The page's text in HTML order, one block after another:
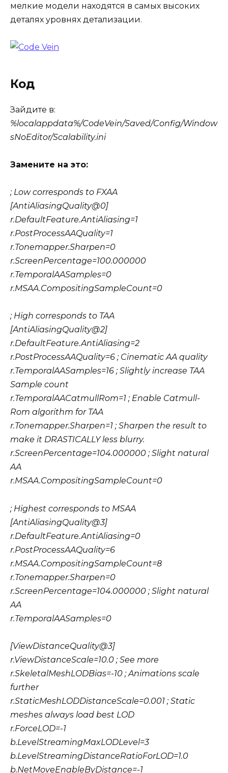
мелкие модели находятся в самых высоких
деталях уровнях детализации.
Код
Зайдите в:
%localappdata%/CodeVein/Saved/Config/Window
sNoEditor/Scalability.ini
Замените на это:
; Low corresponds to FXAA
[AntiAliasingQuality@0]
r.DefaultFeature.AntiAliasing=1
r.PostProcessAAQuality=1
r.Tonemapper.Sharpen=0
r.ScreenPercentage=100.000000
r.TemporalAASamples=0
r.MSAA.CompositingSampleCount=0
; High corresponds to TAA
[AntiAliasingQuality@2]
r.DefaultFeature.AntiAliasing=2
r.PostProcessAAQuality=6 ; Cinematic AA quality
r.TemporalAASamples=16 ; Slightly increase TAA
Sample count
r.TemporalAACatmullRom=1 ; Enable Catmull-
Rom algorithm for TAA
r.Tonemapper.Sharpen=1 ; Sharpen the result to
make it DRASTICALLY less blurry.
r.ScreenPercentage=104.000000 ; Slight natural
AA
r.MSAA.CompositingSampleCount=0
; Highest corresponds to MSAA
[AntiAliasingQuality@3]
r.DefaultFeature.AntiAliasing=0
r.PostProcessAAQuality=6
r.MSAA.CompositingSampleCount=8
r.Tonemapper.Sharpen=0
r.ScreenPercentage=104.000000 ; Slight natural
AA
r.TemporalAASamples=0
[ViewDistanceQuality@3]
r.ViewDistanceScale=10.0 ; See more
r.SkeletalMeshLODBias=-10 ; Animations scale
further
r.StaticMeshLODDistanceScale=0.001 ; Static
meshes always load best LOD
r.ForceLOD=-1
b.LevelStreamingMaxLODLevel=3
b.LevelStreamingDistanceRatioForLOD=1.0
b.NetMoveEnableByDistance=-1